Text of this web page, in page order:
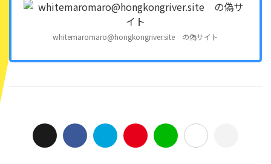
whitemaromaro@hongkongriver.site の偽サイト